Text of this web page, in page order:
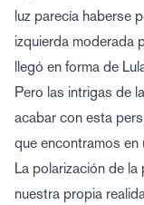
luz parecía haberse
izquierda moderada
llegó en forma de
Pero las intrigas de
acabar con esta
que encontramos
La polarización de
nuestra propia